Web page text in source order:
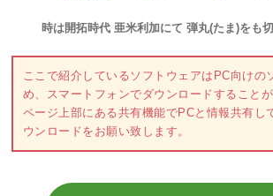
時は開拓時代 亜米利加にて 弾丸(たま)をも
ここで紹介しているソフトウェアはPC向けの
め、スマートフォンでダウンロードすることが
ページ上部にある共有機能でPCと情報共有し
ウンロードをお願い致します。